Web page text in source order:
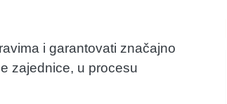
i garantovati značajno
zajednice, u procesu